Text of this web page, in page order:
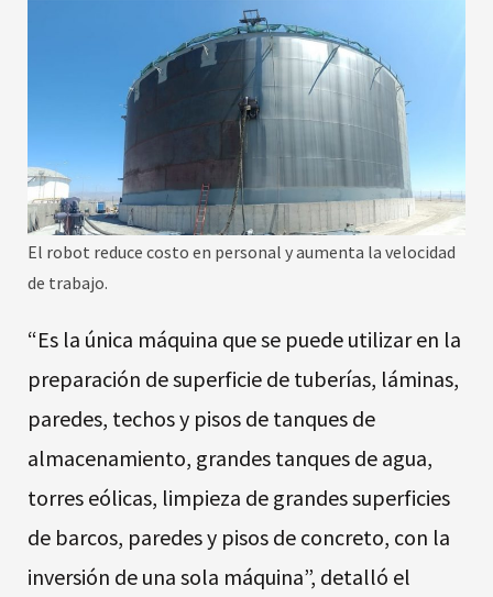
El robot reduce costo en personal y aumenta la velocidad
de trabajo.
“Es la única máquina que se puede utilizar en la
preparación de superficie de tuberías, láminas,
paredes, techos y pisos de tanques de
almacenamiento, grandes tanques de agua,
torres eólicas, limpieza de grandes superficies
de barcos, paredes y pisos de concreto, con la
inversión de una sola máquina”, detalló el